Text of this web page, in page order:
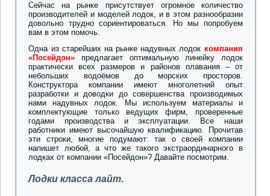
Сейчас на рынке присутствует огромное количество
производителей и моделей лодок, и в этом разнообразии
довольно трудно сориентироваться. Но мы попробуем
вам в этом помочь.
Одна из старейших на рынке надувных лодок компания
«Посейдон» предлагает оптимальную линейку лодок
практически всех размеров и районов плавания – от
небольших водоёмов до морских просторов.
Конструктора компании имеют многолетний опыт
разработки и доводки до совершенства производимых
нами надувных лодок. Мы используем материалы и
комплектующие только ведущих фирм, проверенные
годами производства и эксплуатации. Все наши
работники имеют высочайшую квалификацию. Прочитав
эти строки, многие подумают: так о своей компании
напишет любой, а что же такого экстраординарного в
лодках от компании «Посейдон»? Давайте посмотрим.
Лодки класса лайт.